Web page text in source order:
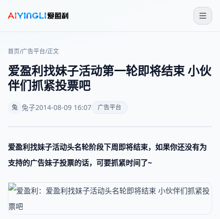
首页/广告平台/正文
爱盈利找妹子活动第一轮即将结束 小伙
伴们抓紧投票吧
兔 兔子2014-08-09 16:07 广告平台
爱盈利找妹子活动头名轮阶段下周即将结束，如果你还没有为
支持的广告妹子投票的话，可要抓紧时间了~